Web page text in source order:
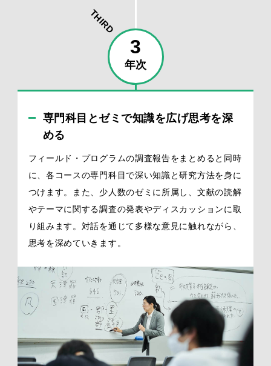
3
年次
THIRD
専門科目とゼミで知識を広げ思考を深
める
フィールド・プログラムの調査報告をまとめると同時
に、各コースの専門科目で深い知識と研究方法を身に
つけます。また、少人数のゼミに所属し、文献の読解
やテーマに関する調査の発表やディスカッションに取
り組みます。対話を通じて多様な意見に触れながら、
思考を深めていきます。